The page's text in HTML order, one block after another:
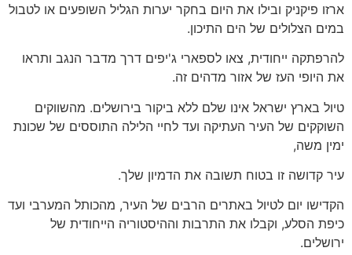
ארזו פיקניק ובילו את היום בחקר יערות הגליל השופעים או לטבול
במים הצלולים של הים התיכון.
להרפתקה ייחודית, צאו לספארי ג'יפים דרך מדבר הנגב ותראו
את היופי העז של אזור מדהים זה.
טיול בארץ ישראל אינו שלם ללא ביקור בירושלים. מהשווקים
השוקקים של העיר העתיקה ועד לחיי הלילה התוססים של שכונת
ימין משה,
עיר קדושה זו בטוח תשובה את הדמיון שלך.
הקדישו יום לטיול באתרים הרבים של העיר, מהכותל המערבי ועד
כיפת הסלע, וקבלו את התרבות וההיסטוריה הייחודית של
ירושלים.